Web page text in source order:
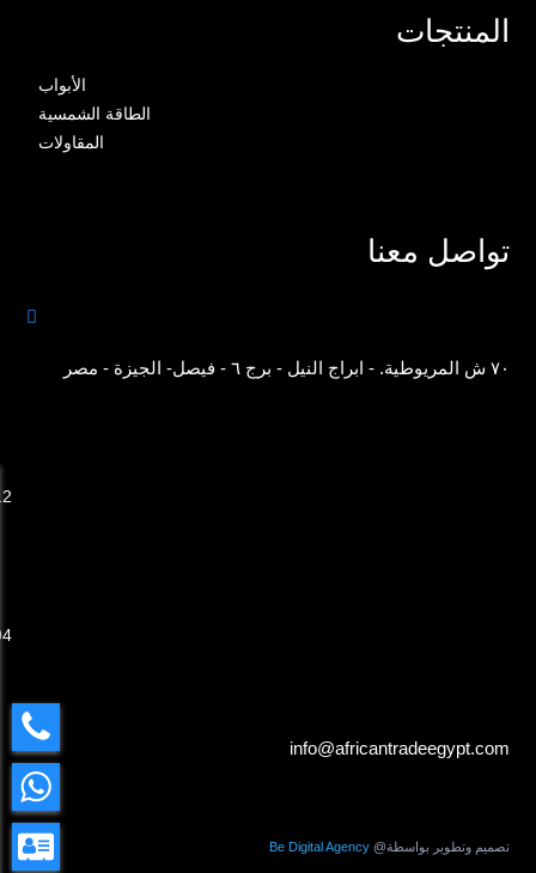
تواصل معنا

٧٠ ش المريوطية. - ابراج النيل - برج ٦ - فيصل- الجيزة - مصر
info@africantradeegypt.com
المنتجات
الأبواب
الطاقة الشمسية
المقاولات
وتطوير بواسطة@Be Digital Agency